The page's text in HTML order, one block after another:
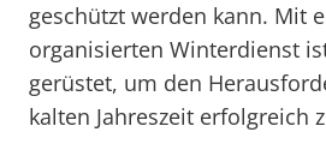
geschützt werden kann. Mit
organisierten Winterdienst
gerüstet, um den
kalten Jahreszeit erfolgreich